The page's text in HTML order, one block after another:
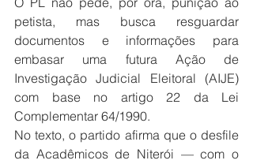
petista, mas busca resguardar
documentos e informações para
embasar uma futura Ação de
Investigação Judicial Eleitoral (AIJE)
com base no artigo 22 da Lei
Complementar 64/1990.
No texto, o partido afirma que o desfile
da Acadêmicos de Niterói — com o